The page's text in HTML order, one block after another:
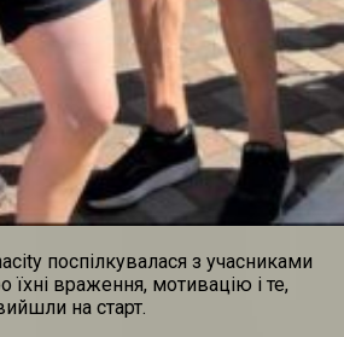
поспілкувалася з учасниками
їхні враження, мотивацію і те,
на старт.